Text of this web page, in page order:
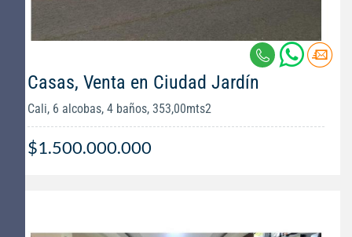
Casas, Venta en Ciudad Jardín
Cali, 6 alcobas, 4 baños, 353,00mts2
$1.500.000.000